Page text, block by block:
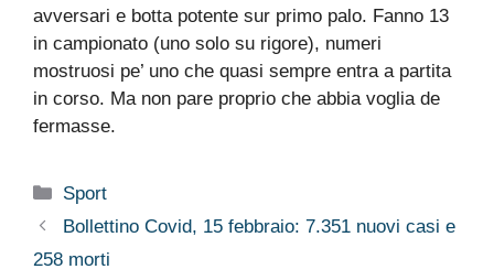
avversari e botta potente sur primo palo. Fanno 13
in campionato (uno solo su rigore), numeri
mostruosi pe’ uno che quasi sempre entra a partita
in corso. Ma non pare proprio che abbia voglia de
fermasse.
Categorie
Sport
Bollettino Covid, 15 febbraio: 7.351 nuovi casi e
258 morti